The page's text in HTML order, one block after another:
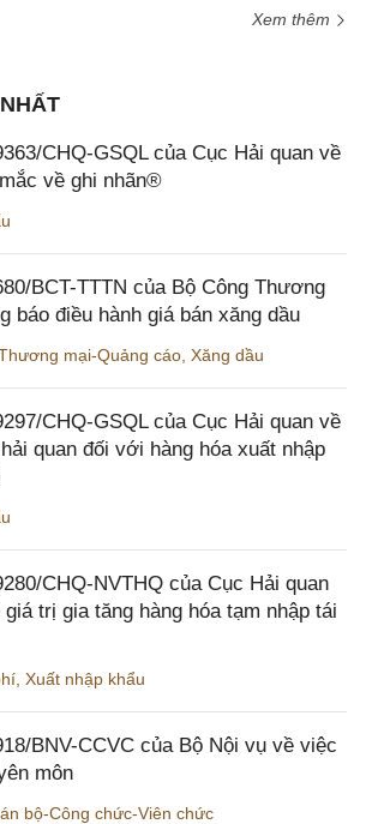
Xem thêm
CHQ-GSQL của Cục Hải quan về
về ghi nhãn®
BCT-TTTN của Bộ Công Thương
báo điều hành giá bán xăng dầu
mại-Quảng cáo Xăng dầu
CHQ-GSQL của Cục Hải quan về
quan đối với hàng hóa xuất nhập
CHQ-NVTHQ của Cục Hải quan
trị gia tăng hàng hóa tạm nhập tái
Xuất nhập khẩu
BNV-CCVC của Bộ Nội vụ về việc
môn
bộ-Công chức-Viên chức